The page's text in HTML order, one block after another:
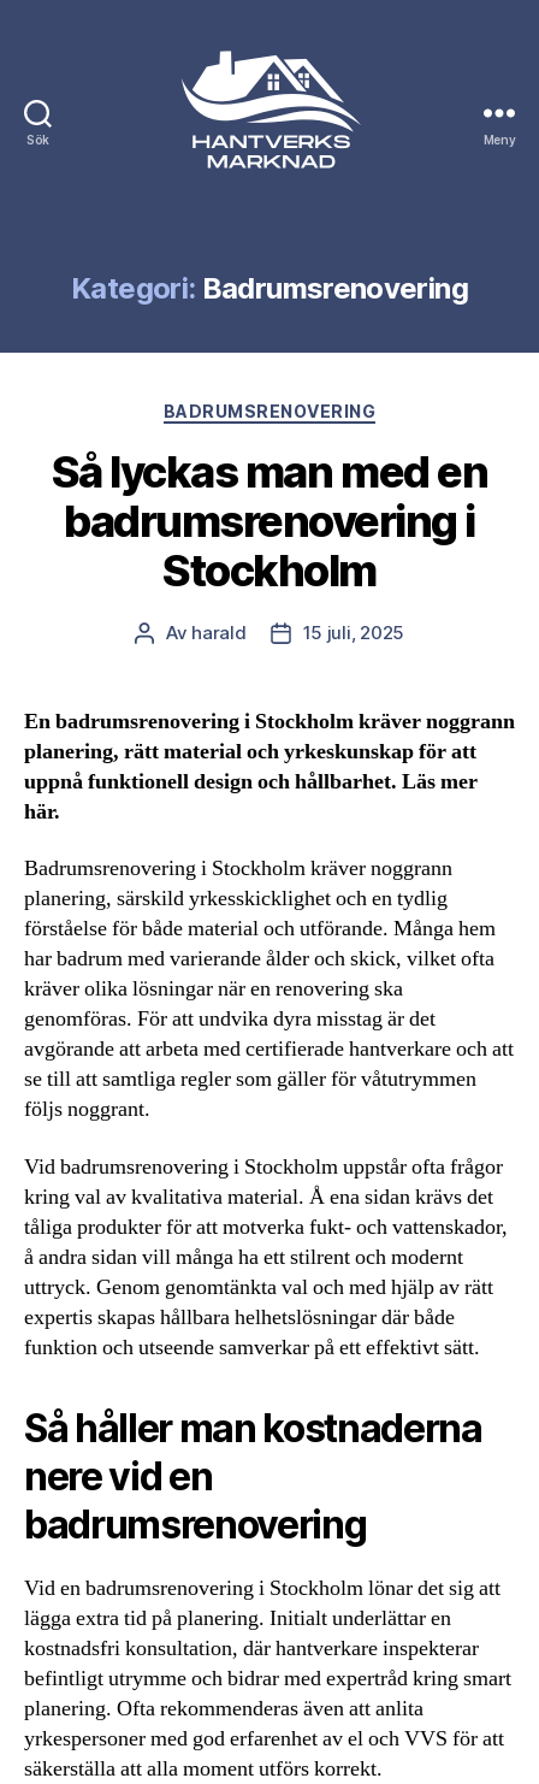
Sök Meny
Kategori: Badrumsrenovering
Kategorier
BADRUMSRENOVERING
Så lyckas man med en
badrumsrenovering i
Stockholm
Inläggsförfattare
Av harald Inläggsdatum
15 juli, 2025
En badrumsrenovering i Stockholm kräver noggrann
planering, rätt material och yrkeskunskap för att
uppnå funktionell design och hållbarhet. Läs mer
här.
Badrumsrenovering i Stockholm kräver noggrann
planering, särskild yrkesskicklighet och en tydlig
förståelse för både material och utförande. Många hem
har badrum med varierande ålder och skick, vilket ofta
kräver olika lösningar när en renovering ska
genomföras. För att undvika dyra misstag är det
avgörande att arbeta med certifierade hantverkare och att
se till att samtliga regler som gäller för våtutrymmen
följs noggrant.
Vid badrumsrenovering i Stockholm uppstår ofta frågor
kring val av kvalitativa material. Å ena sidan krävs det
tåliga produkter för att motverka fukt- och vattenskador,
å andra sidan vill många ha ett stilrent och modernt
uttryck. Genom genomtänkta val och med hjälp av rätt
expertis skapas hållbara helhetslösningar där både
funktion och utseende samverkar på ett effektivt sätt.
Så håller man kostnaderna
nere vid en
badrumsrenovering
Vid en badrumsrenovering i Stockholm lönar det sig att
lägga extra tid på planering. Initialt underlättar en
kostnadsfri konsultation, där hantverkare inspekterar
befintligt utrymme och bidrar med expertråd kring smart
planering. Ofta rekommenderas även att anlita
yrkespersoner med god erfarenhet av el och VVS för att
säkerställa att alla moment utförs korrekt.